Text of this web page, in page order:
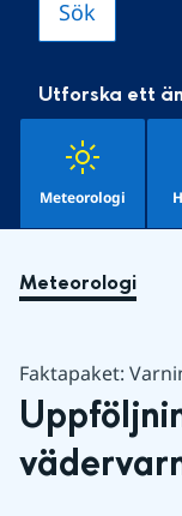
Utforska ett
Meteorologi
Meteorologi
Faktapaket: